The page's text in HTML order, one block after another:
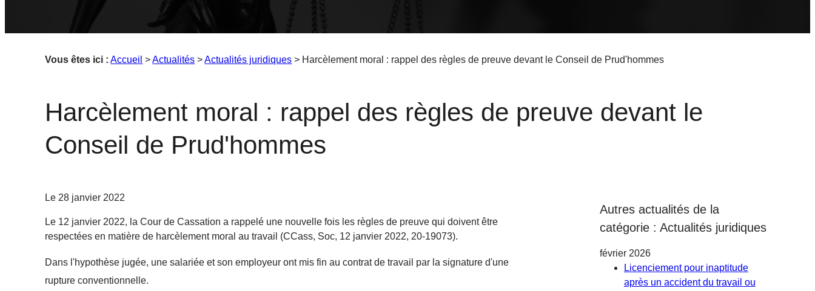
Vous êtes ici : Accueil >Actualités >Actualités juridiques > Harcèlement moral : rappel des règles de preuve devant le Conseil de Prud'hommes
Harcèlement moral : rappel des règles de preuve devant le
Conseil de Prud'hommes
Le 28 janvier 2022
Le 12 janvier 2022, la Cour de Cassation a rappelé une nouvelle fois les règles de preuve qui doivent être
respectées en matière de harcèlement moral au travail (CCass, Soc, 12 janvier 2022, 20-19073).
Dans l'hypothèse jugée, une salariée et son employeur ont mis fin au contrat de travail par la signature d'une
rupture conventionnelle.
Autres actualités de la
catégorie : Actualités juridiques
février 2026
Licenciement pour inaptitude
après un accident du travail ou